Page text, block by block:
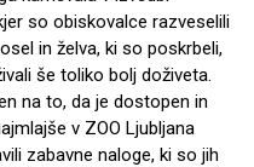
so obiskovalce razveselili
in želva, ki so poskrbeli,
še toliko bolj doživeta.
na to, da je dostopen in
v ZOO Ljubljana
zabavne naloge, ki so jih